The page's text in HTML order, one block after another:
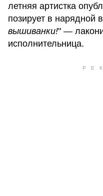
летняя артистка
позирует в нарядной
вышиванки!" —
исполнительница.